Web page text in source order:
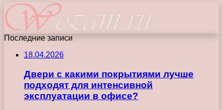
Последние записи
18.04.2026
Двери с какими покрытиями лучше
подходят для интенсивной
эксплуатации в офисе?